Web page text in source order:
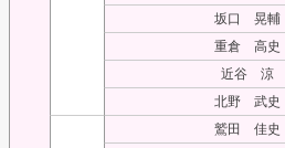
坂口 晃輔
重倉 高史
近谷 涼
北野 武史
鷲田 佳史